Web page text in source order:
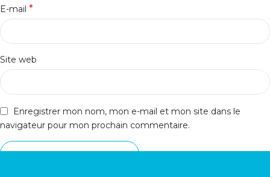
E-mail *
Site web
Enregistrer mon nom, mon e-mail et mon site dans le
navigateur pour mon prochain commentaire.